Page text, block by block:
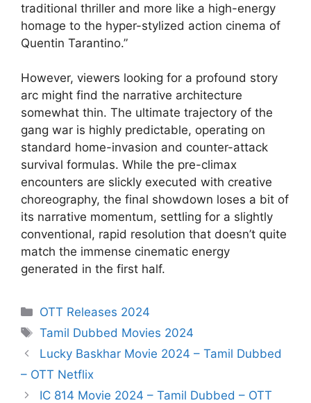
traditional thriller and more like a high-energy
homage to the hyper-stylized action cinema of
Quentin Tarantino.”
However, viewers looking for a profound story
arc might find the narrative architecture
somewhat thin. The ultimate trajectory of the
gang war is highly predictable, operating on
standard home-invasion and counter-attack
survival formulas. While the pre-climax
encounters are slickly executed with creative
choreography, the final showdown loses a bit of
its narrative momentum, settling for a slightly
conventional, rapid resolution that doesn’t quite
match the immense cinematic energy
generated in the first half.
Categories
OTT Releases 2024
Tags
Tamil Dubbed Movies 2024
Lucky Baskhar Movie 2024 – Tamil Dubbed
– OTT Netflix
IC 814 Movie 2024 – Tamil Dubbed – OTT